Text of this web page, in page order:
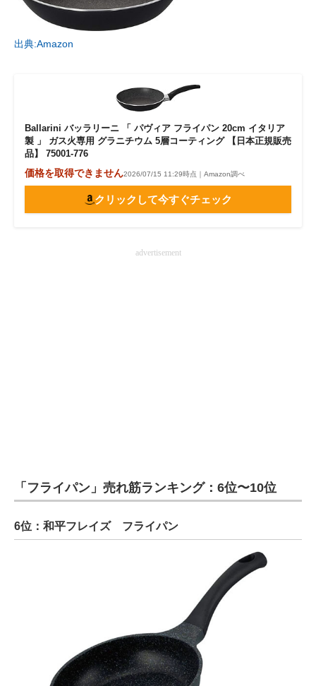
出典:Amazon
Ballarini バッラリーニ 「 パヴィア フライパン 20cm イタリア
製 」 ガス火専用 グラニチウム 5層コーティング 【日本正規販売
品】 75001-776
価格を取得できません2026/07/15 11:29時点｜Amazon調べ
クリックして今すぐチェック
advertisement
「フライパン」売れ筋ランキング：6位〜10位
6位：和平フレイズ フライパン